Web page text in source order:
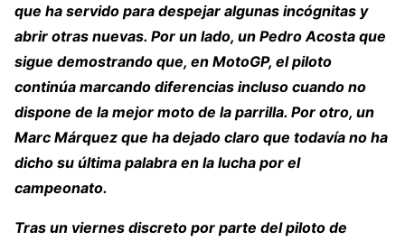
que ha servido para despejar algunas incógnitas y
abrir otras nuevas. Por un lado, un Pedro Acosta que
sigue demostrando que, en MotoGP, el piloto
continúa marcando diferencias incluso cuando no
dispone de la mejor moto de la parrilla. Por otro, un
Marc Márquez que ha dejado claro que todavía no ha
dicho su última palabra en la lucha por el
campeonato.
Tras un viernes discreto por parte del piloto de